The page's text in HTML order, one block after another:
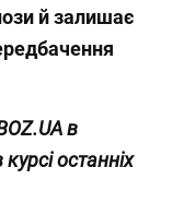
й залишає
в
останніх